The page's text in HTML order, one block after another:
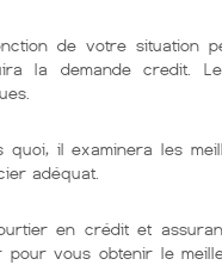
de votre situation
la demande credit.
quoi, il examinera les
adéquat.
en crédit et
pour vous obtenir le